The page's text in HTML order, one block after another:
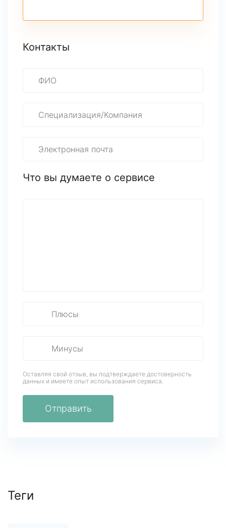
Контакты
Что вы думаете о сервисе
Оставляя свой отзыв, вы подтверждаете достоверность
данных и имеете опыт использования сервиса.
Отправить
Теги